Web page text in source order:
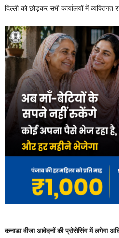
दिल्ली को छोड़कर सभी कार्यालयों में
कनाडा वीजा आवेदनों की प्रोसेसिंग में लगेगा